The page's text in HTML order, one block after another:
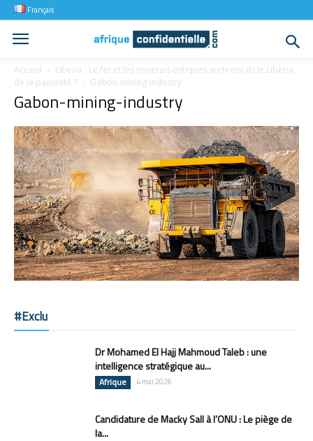
Français
Accueil
Liberia : Le fer et les minerais critiques sortiront-ils le Liberia
de la pauvreté ?
Gabon-mining-industry
Gabon-mining-industry
#Exclu
Dr Mohamed El Hajj Mahmoud Taleb : une
intelligence stratégique au...
Afrique 4 mai 2026
Candidature de Macky Sall à l’ONU : Le piège de
la...